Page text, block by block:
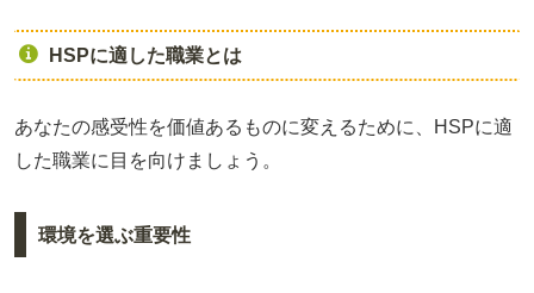
HSPに適した職業とは
あなたの感受性を価値あるものに変えるために、HSPに適
した職業に目を向けましょう。
環境を選ぶ重要性